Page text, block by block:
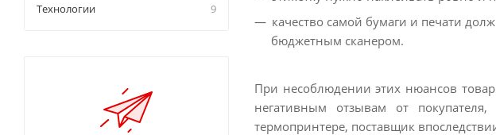
качество самой бумаги и печати
бюджетным сканером.
При несоблюдении этих нюансов
негативным отзывам от
термопринтере, поставщик
Технологии 9